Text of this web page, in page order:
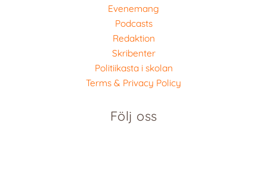
Evenemang
Podcasts
Redaktion
Skribenter
Politiikasta i skolan
Terms & Privacy Policy
Följ oss